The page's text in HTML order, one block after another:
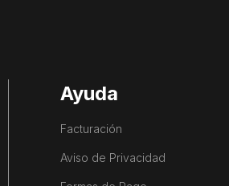
Ayuda
Facturación
Aviso de Privacidad